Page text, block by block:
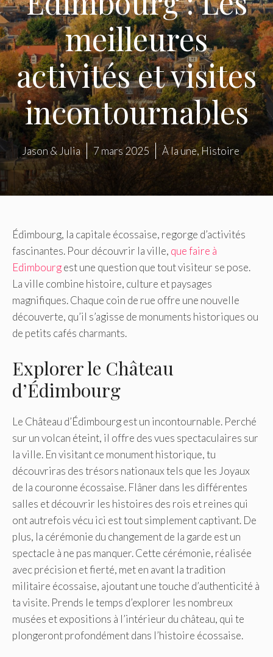
meilleures
activités et visites
incontournables
Jason & Julia 7 mars 2025 À la une,Histoire
Édimbourg, la capitale écossaise, regorge d’activités
fascinantes. Pour découvrir la ville, que faire à
Edimbourgest une question que tout visiteur se pose.
La ville combine histoire, culture et paysages
magnifiques. Chaque coin de rue offre une nouvelle
découverte, qu’il s’agisse de monuments historiques ou
de petits cafés charmants.
Explorer le Château
d’Édimbourg
Le Château d’Édimbourg est un incontournable. Perché
sur un volcan éteint, il offre des vues spectaculaires sur
la ville. En visitant ce monument historique, tu
découvriras des trésors nationaux tels que les Joyaux
de la couronne écossaise. Flâner dans les différentes
salles et découvrir les histoires des rois et reines qui
ont autrefois vécu ici est tout simplement captivant. De
plus, la cérémonie du changement de la garde est un
spectacle à ne pas manquer. Cette cérémonie, réalisée
avec précision et fierté, met en avant la tradition
militaire écossaise, ajoutant une touche d’authenticité à
ta visite. Prends le temps d’explorer les nombreux
musées et expositions à l’intérieur du château, qui te
plongeront profondément dans l’histoire écossaise.